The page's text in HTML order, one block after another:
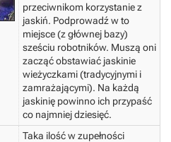
przeciwnikom korzystanie z
jaskiń. Podprowadź w to
miejsce (z głównej bazy)
sześciu robotników. Muszą oni
zacząć obstawiać jaskinie
wieżyczkami (tradycyjnymi i
zamrażającymi). Na każdą
jaskinię powinno ich przypaść
co najmniej dziesięć.
Taka ilość w zupełności